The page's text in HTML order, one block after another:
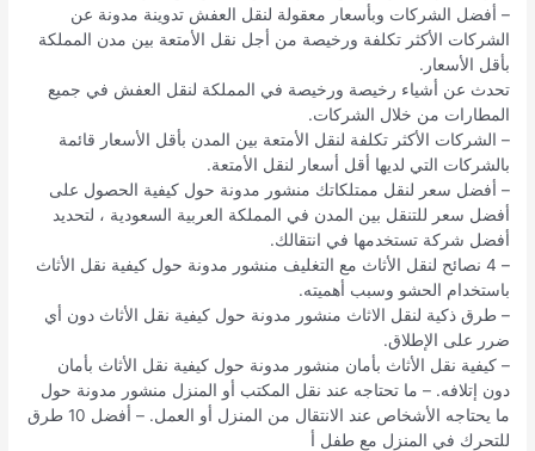
– أفضل الشركات وبأسعار معقولة لنقل العفش تدوينة مدونة عن
الشركات الأكثر تكلفة ورخيصة من أجل نقل الأمتعة بين مدن المملكة
بأقل الأسعار.
تحدث عن أشياء رخيصة ورخيصة في المملكة لنقل العفش في جميع
المطارات من خلال الشركات.
– الشركات الأكثر تكلفة لنقل الأمتعة بين المدن بأقل الأسعار قائمة
بالشركات التي لديها أقل أسعار لنقل الأمتعة.
– أفضل سعر لنقل ممتلكاتك منشور مدونة حول كيفية الحصول على
أفضل سعر للتنقل بين المدن في المملكة العربية السعودية ، لتحديد
أفضل شركة تستخدمها في انتقالك.
– 4 نصائح لنقل الأثاث مع التغليف منشور مدونة حول كيفية نقل الأثاث
باستخدام الحشو وسبب أهميته.
– طرق ذكية لنقل الاثاث منشور مدونة حول كيفية نقل الأثاث دون أي
ضرر على الإطلاق.
– كيفية نقل الأثاث بأمان منشور مدونة حول كيفية نقل الأثاث بأمان
دون إتلافه. – ما تحتاجه عند نقل المكتب أو المنزل منشور مدونة حول
ما يحتاجه الأشخاص عند الانتقال من المنزل أو العمل. – أفضل 10 طرق
للتحرك في المنزل مع طفل أ